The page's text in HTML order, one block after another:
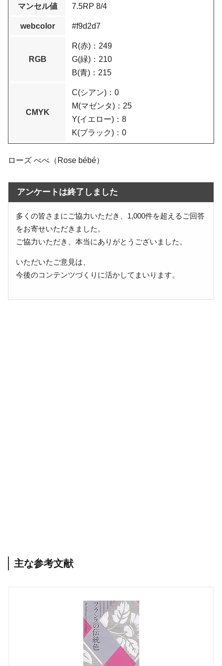
マンセル値 7.5RP 8/4
webcolor #f9d2d7
RGB
R(赤)：249
G(緑)：210
B(青)：215
CMYK
C(シアン)：0
M(マゼンタ)：25
Y(イエロー)：8
K(ブラック)：0
ローズ べべ（Rose bébé）
アンケートは終了しました
多くの皆さまにご協力いただき、1,000件を超えるご回答
をお寄せいただきました。
ご協力いただき、本当にありがとうございました。
いただいたご意見は、
今後のコンテンツづくりに活かしてまいります。
主な参考文献